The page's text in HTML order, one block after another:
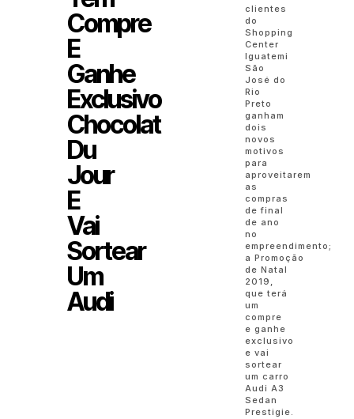
Compre
E
Ganhe
Exclusivo
Chocolat
Du
Jour
E
Vai
Sortear
Um
Audi
clientes
do
Shopping
Center
Iguatemi
São
José do
Rio
Preto
ganham
dois
novos
motivos
para
aproveitarem
as
compras
de final
de ano
no
empreendimento;
a Promoção
de Natal
2019,
que terá
um
compre
e ganhe
exclusivo
e vai
sortear
um carro
Audi A3
Sedan
Prestigie.